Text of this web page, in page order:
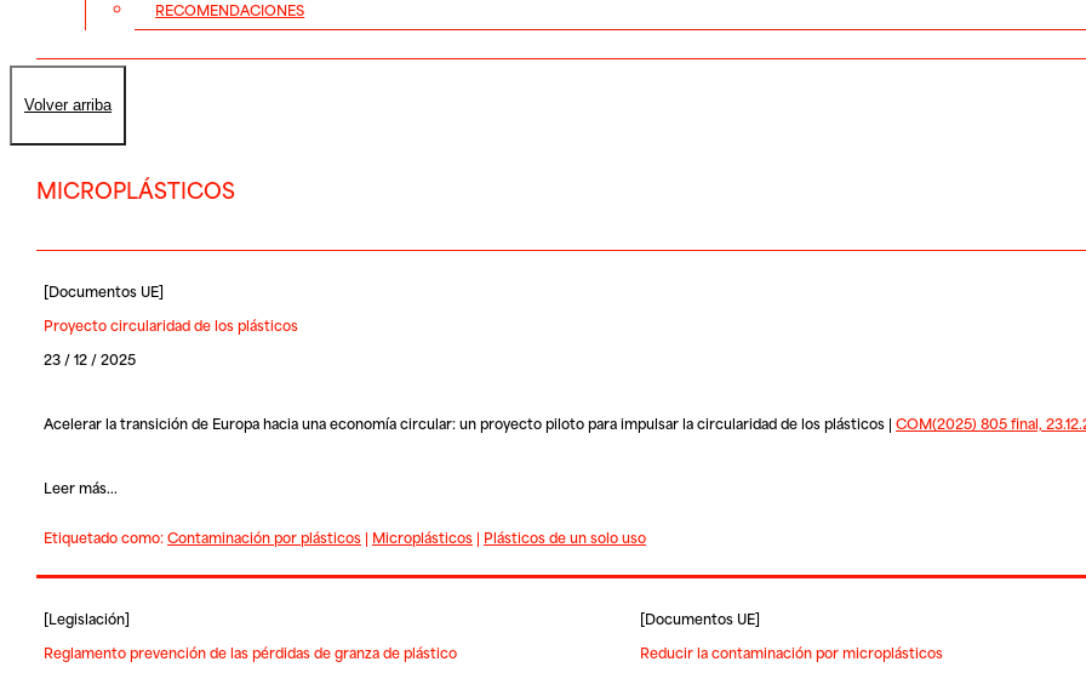
RECOMENDACIONES
Volver arriba
MICROPLÁSTICOS
[Documentos UE]
Proyecto circularidad de los plásticos
23 / 12 / 2025
Acelerar la transición de Europa hacia una economía circular: un proyecto piloto para impulsar la circularidad de los plásticos | COM(2025) 805 final,
Leer más...
Etiquetado como:Contaminación por plásticos| Microplásticos| Plásticos de un solo uso
[Legislación]
Reglamento prevención de las pérdidas de granza de plástico
[Documentos UE]
Reducir la contaminación por microplásticos